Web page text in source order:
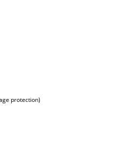
protection)